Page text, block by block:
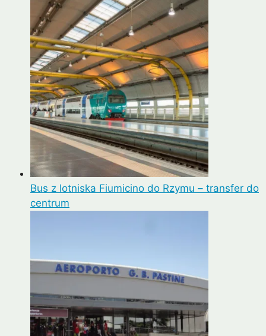
Bus z lotniska Fiumicino do Rzymu – transfer do
centrum